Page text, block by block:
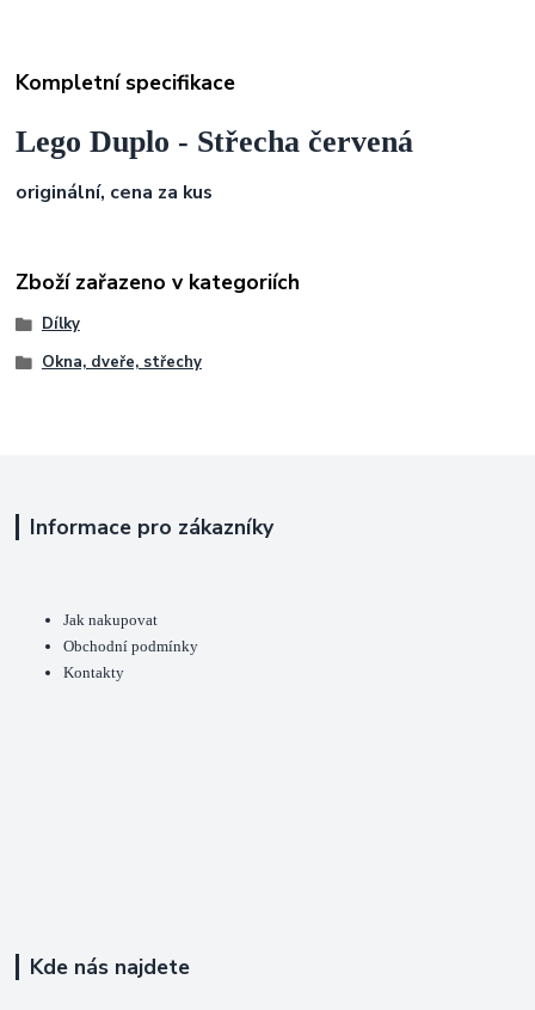
Kompletní specifikace
Lego Duplo - Střecha červená
originální, cena za kus
Zboží zařazeno v kategoriích
Dílky
Okna, dveře, střechy
Informace pro zákazníky
Jak nakupovat
Obchodní podmínky
Kontakty
Kde nás najdete